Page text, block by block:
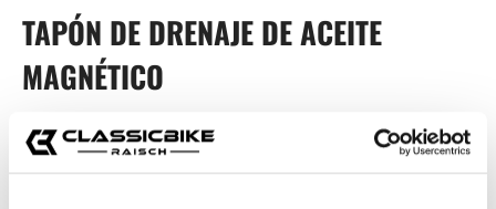
TAPÓN DE DRENAJE DE ACEITE
MAGNÉTICO
Omitir galería de imágenes